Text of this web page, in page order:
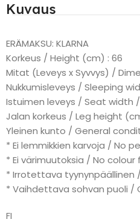
Kuvaus
ERÄMAKSU: KLARNA
Korkeus / Height (cm) : 66
Mitat (Leveys x Syvvys) /
Nukkumisleveys / Sleeping
Istuimen leveys / Seat width
Jalan korkeus / Leg height
Yleinen kunto / General
* Ei lemmikkien karvoja / No
* Ei värimuutoksia / No colour
* Irrotettava tyynynpäällinen
* Vaihdettava sohvan puoli /
FI